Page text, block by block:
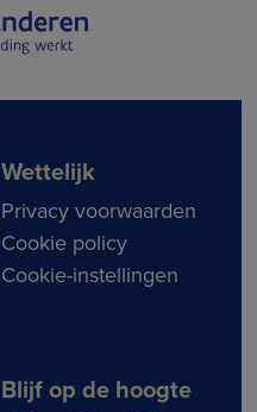
Wettelijk
Privacy voorwaarden
Cookie policy
Cookie-instellingen
Blijf op de hoogte